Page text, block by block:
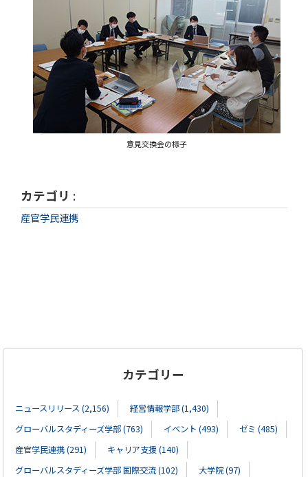
意見交換会の様子
カテゴリ :
産官学民連携
カテゴリー
ニュースリリース (2,156)
経営情報学部 (1,430)
グローバルスタディーズ学部 (763)
イベント (493)
ゼミ (485)
産官学民連携 (291)
キャリア支援 (140)
グローバルスタディーズ学部 国際交流 (102)
大学院 (97)